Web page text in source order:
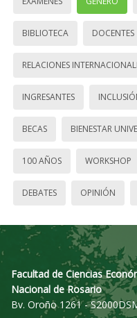
BIBLIOTECA DOCENTES
RELACIONES
INGRESANTES
BECAS BIENESTAR
100 AÑOS WORKSHOP
DEBATES OPINIÓN
Facultad de Ciencias
Nacional de Rosario
Bv. Oroño 1261 -